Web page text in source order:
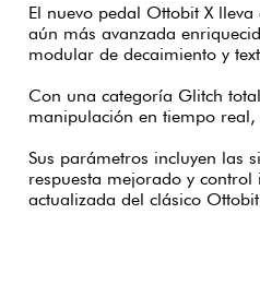
El nuevo pedal Ottobit X
aún más avanzada
modular de decaimiento y
Con una categoría Glitch
manipulación en tiempo
Sus parámetros incluyen las
respuesta mejorado y
actualizada del clásico